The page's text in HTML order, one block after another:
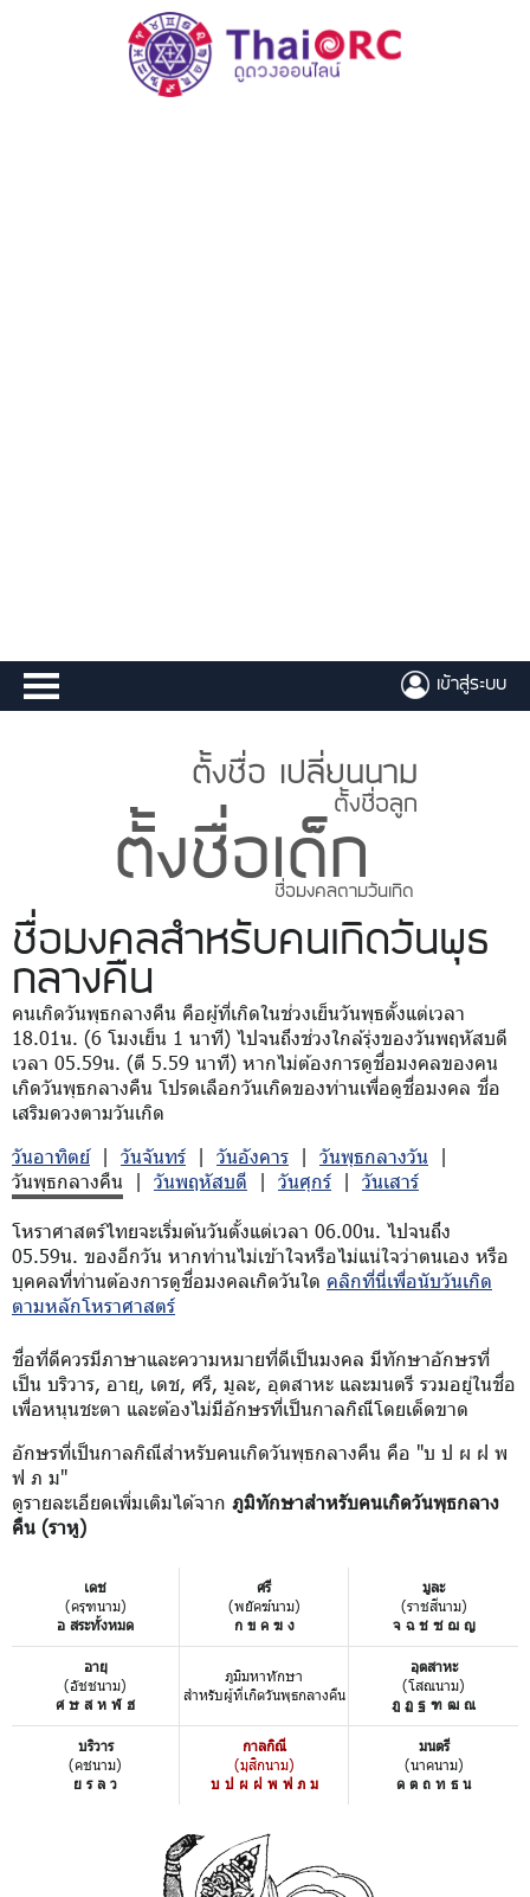
เข้าสู่ระบบ
ตั้งชื่อ เปลี่ยนนาม
ตั้งชื่อลูก
ตั้งชื่อเด็ก
ชื่อมงคลตามวันเกิด
ชื่อมงคลสำหรับคนเกิดวันพุธ
กลางคืน
คนเกิดวันพุธกลางคืน คือผู้ที่เกิดในช่วงเย็นวันพุธตั้งแต่เวลา
18.01น. (6 โมงเย็น 1 นาที) ไปจนถึงช่วงใกล้รุ่งของวันพฤหัสบดี
เวลา 05.59น. (ตี 5.59 นาที) หากไม่ต้องการดูชื่อมงคลของคน
เกิดวันพุธกลางคืน โปรดเลือกวันเกิดของท่านเพื่อดูชื่อมงคล ชื่อ
เสริมดวงตามวันเกิด
วันอาทิตย์| วันจันทร์ | วันอังคาร | วันพุธกลางวัน |
วันพุธกลางคืน | วันพฤหัสบดี | วันศุกร์ | วันเสาร์
โหราศาสตร์ไทยจะเริ่มต้นวันตั้งแต่เวลา 06.00น. ไปจนถึง
05.59น. ของอีกวัน หากท่านไม่เข้าใจหรือไม่แน่ใจว่าตนเอง หรือ
บุคคลที่ท่านต้องการดูชื่อมงคลเกิดวันใด คลิกที่นี่เพื่อนับวันเกิด
ตามหลักโหราศาสตร์
ชื่อที่ดีควรมีภาษาและความหมายที่ดีเป็นมงคล มีทักษาอักษรที่
เป็น บริวาร, อายุ, เดช, ศรี, มูละ, อุตสาหะ และมนตรี รวมอยู่ในชื่อ
เพื่อหนุนชะตา และต้องไม่มีอักษรที่เป็นกาลกิณีโดยเด็ดขาด
อักษรที่เป็นกาลกิณีสำหรับคนเกิดวันพุธกลางคืน คือ "บ ป ผ ฝ พ
ฟ ภ ม"
ดูรายละเอียดเพิ่มเติมได้จาก ภูมิทักษาสำหรับคนเกิดวันพุธกลาง
คืน (ราหู)
เดช
(ครุฑนาม)
อ สระทั้งหมด
ศรี
(พยัคฆ์นาม)
ก ข ค ฆ ง
มูละ
(ราชสีนาม)
จ ฉ ช ซ ฌ ญ
อายุ
(อัชชนาม)
ศ ษ ส ห ฬ ฮ
ภูมิมหาทักษา
สำหรับผู้ที่เกิดวันพุธกลางคืน
อุตสาหะ
(โสณนาม)
ฎ ฏ ฐ ฑ ฒ ณ
บริวาร
(คชนาม)
ย ร ล ว
กาลกิณี
(มุสิกนาม)
บ ป ผ ฝ พ ฟ ภ ม
มนตรี
(นาคนาม)
ด ต ถ ท ธ น